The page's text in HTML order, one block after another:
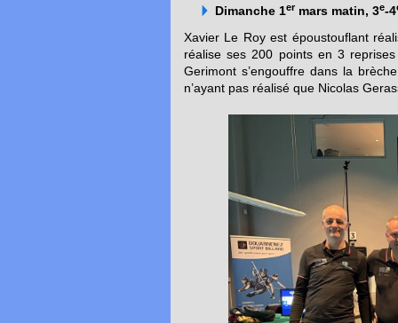
Dimanche 1er mars matin, 3e-4
Xavier Le Roy est époustouflant
réalise ses 200 points en 3
Gerimont s’engouffre dans la
n’ayant pas réalisé que Nicolas